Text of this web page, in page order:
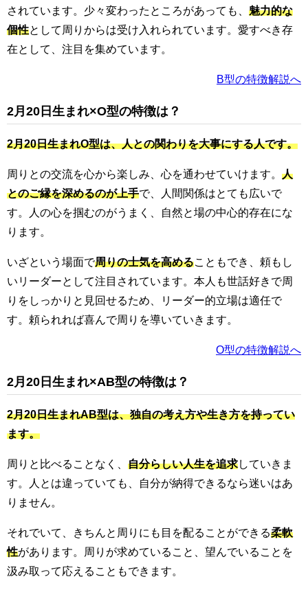
されています。少々変わったところがあっても、 魅力的な
個性として周りからは受け入れられています。愛すべき存
在として、注目を集めています。
B型の特徴解説へ
2月20日生まれ×O型の特徴は？
2月20日生まれO型は、人との関わりを大事にする人です。
周りとの交流を心から楽しみ、心を通わせていけます。 人
とのご縁を深めるのが上手で、人間関係はとても広いで
す。人の心を掴むのがうまく、自然と場の中心的存在にな
ります。
いざという場面で周りの士気を高める こともでき、頼もし
いリーダーとして注目されています。本人も世話好きで周
りをしっかりと見回せるため、リーダー的立場は適任で
す。頼られれば喜んで周りを導いていきます。
O型の特徴解説へ
2月20日生まれ×AB型の特徴は？
2月20日生まれAB型は、独自の考え方や生き方を持ってい
ます。
周りと比べることなく、 自分らしい人生を追求していきま
す。人とは違っていても、自分が納得できるなら迷いはあ
りません。
それでいて、きちんと周りにも目を配ることができる柔軟
性があります。周りが求めていること、望んでいることを
汲み取って応えることもできます。